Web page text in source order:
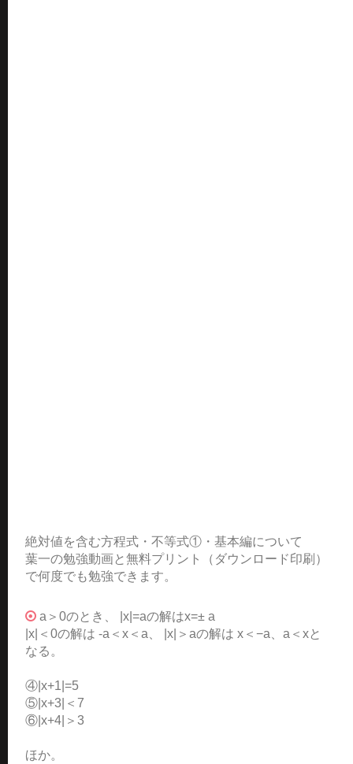
絶対値を含む方程式・不等式①・基本編について
葉一の勉強動画と無料プリント（ダウンロード印刷）
で何度でも勉強できます。
a＞0のとき、 |x|=aの解はx=± a
|x|＜0の解は -a＜x＜a、 |x|＞aの解は x＜−a、a＜xと
なる。
④|x+1|=5
⑤|x+3|＜7
⑥|x+4|＞3
ほか。